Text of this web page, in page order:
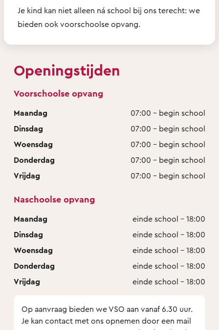
Je kind kan niet alleen ná school bij ons terecht: we
bieden ook voorschoolse opvang.
Openingstijden
Voorschoolse opvang
Maandag
07:00 - begin school
Dinsdag
07:00 - begin school
Woensdag
07:00 - begin school
Donderdag
07:00 - begin school
Vrijdag
07:00 - begin school
Naschoolse opvang
Maandag
einde school - 18:00
Dinsdag
einde school - 18:00
Woensdag
einde school - 18:00
Donderdag
einde school - 18:00
Vrijdag
einde school - 18:00
Op aanvraag bieden we VSO aan vanaf 6.30 uur.
Je kan contact met ons opnemen door een mail